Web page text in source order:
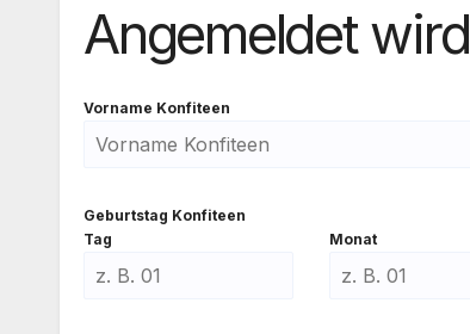
Angemeldet wird
Vor­na­me Kon­fi­teen
Geburts­tag Kon­fi­teen
Tag
Monat